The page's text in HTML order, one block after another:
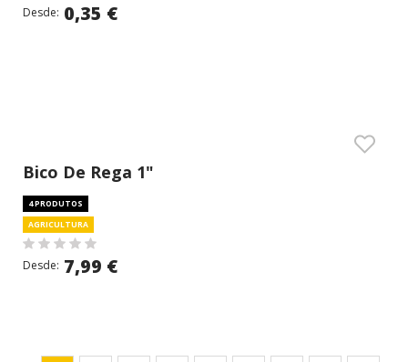
Desde: 0,35 €
Bico De Rega 1"
4 PRODUTOS
AGRICULTURA
Desde: 7,99 €